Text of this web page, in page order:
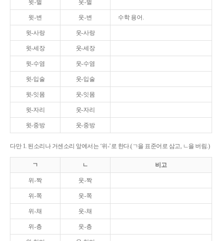
윗-벌 웃-벌
윗-변 웃-변 수학 용어.
윗-사랑 웃-사랑
윗-세장 웃-세장
윗-수염 웃-수염
윗-입술 웃-입술
윗-잇몸 웃-잇몸
윗-자리 웃-자리
윗-중방 웃-중방
다만 1. 된소리나 거센소리 앞에서는 ‘위-’로 한다.(ㄱ을 표준어로 삼고, ㄴ을 버림.)
ㄱ ㄴ 비고
위-짝 웃-짝
위-쪽 웃-쪽
위-채 웃-채
위-층 웃-층